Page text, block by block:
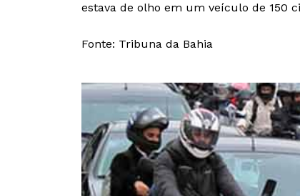
estava de olho em um veículo de 150
Fonte: Tribuna da Bahia